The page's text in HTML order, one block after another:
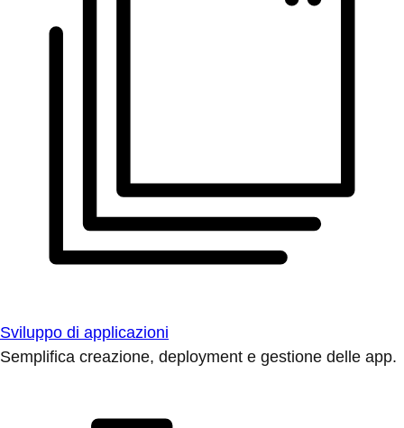
Sviluppo di applicazioni
Semplifica creazione, deployment e gestione delle app.